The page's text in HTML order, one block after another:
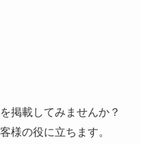
掲載してみませんか？
様の役に立ちます。